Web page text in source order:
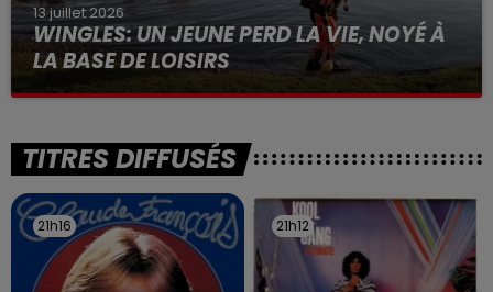
13 juillet 2026
WINGLES: UN JEUNE PERD LA VIE, NOYÉ À
LA BASE DE LOISIRS
La victime a coulé à pic
TITRES DIFFUSÉS
21h16
21h16 21h12
21h12